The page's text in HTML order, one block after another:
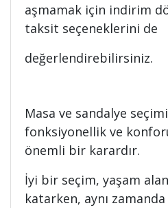
aşmamak için indirim
taksit seçeneklerini de
değerlendirebilirsiniz.
Masa ve sandalye
fonksiyonellik ve
önemli bir karardır.
İyi bir seçim, yaşam
katarken, aynı